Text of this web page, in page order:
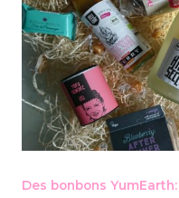
Des bonbons YumEarth: